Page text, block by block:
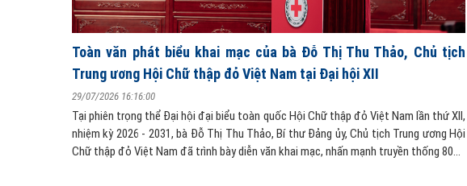
HỘI ĐẠI BIỂU TOÀN QUỐC HỘI CHỮ THẬP ĐỎ VIỆT NAM LẦN THỨ
XII
28/07/2026 20:31:00
Sáng ngày 28/7/2026, tại Cung Văn hóa Lao động Hữu nghị Việt Xô (Thành phố Hà
Nội), đồng chí Nguyễn Thành Đồng, Ủy viên Ban Thường vụ Tỉnh ủy, Chủ tịch Ủy ban
MTTQ Việt Nam tỉnh và đồng chí Nguyễn Thị Nguyệt, Tỉnh ủy viên, Phó Chủ tịch
UBND tỉnh,...